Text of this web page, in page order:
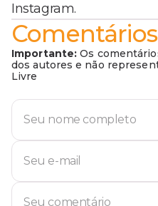
Instagram.
Comentários
Importante: Os
dos autores e não
Livre